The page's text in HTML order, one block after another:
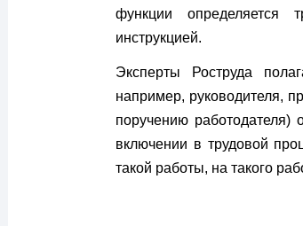
функции определяется
инструкцией.
Эксперты Роструда
например, руководителя,
поручению
включении в трудовой
такой работы, на такого